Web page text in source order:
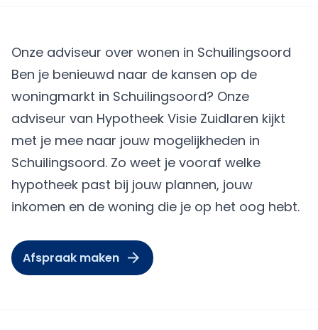
Onze adviseur over wonen in Schuilingsoord
Ben je benieuwd naar de kansen op de
woningmarkt in Schuilingsoord? Onze
adviseur van Hypotheek Visie Zuidlaren kijkt
met je mee naar jouw mogelijkheden in
Schuilingsoord. Zo weet je vooraf welke
hypotheek past bij jouw plannen, jouw
inkomen en de woning die je op het oog hebt.
Afspraak maken